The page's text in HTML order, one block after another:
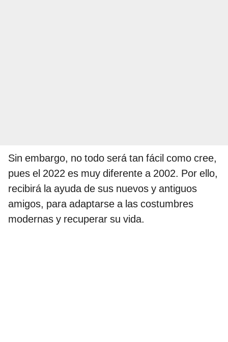
Sin embargo, no todo será tan fácil como cree,
pues el 2022 es muy diferente a 2002. Por ello,
recibirá la ayuda de sus nuevos y antiguos
amigos, para adaptarse a las costumbres
modernas y recuperar su vida.